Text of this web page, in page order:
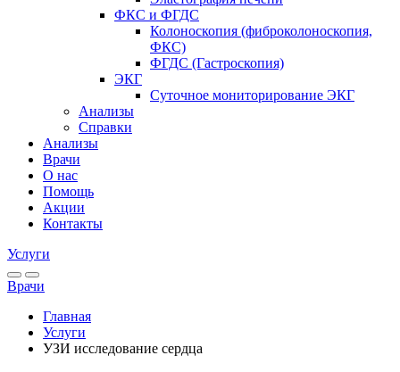
ФКС и ФГДС
Колоноскопия (фибро­колоноскопия,
ФКС)
ФГДС (Гастроскопия)
ЭКГ
Суточное мониторирование ЭКГ
Анализы
Справки
Анализы
Врачи
О нас
Помощь
Акции
Контакты
Услуги
Врачи
Главная
Услуги
УЗИ исследование сердца